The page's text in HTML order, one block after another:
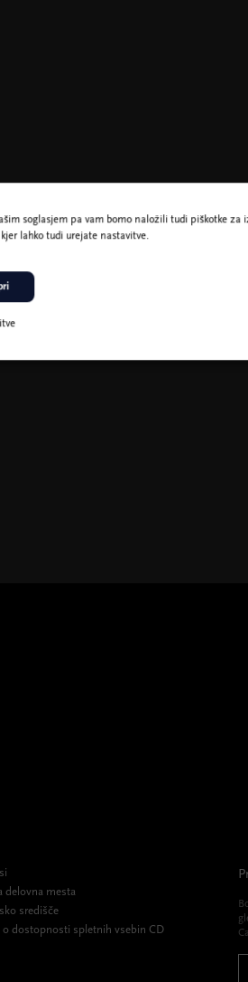
delovna mesta
središče
o dostopnosti spletnih vsebin CD
soglasjem pa vam bomo naložili tudi piškotke za
kjer lahko tudi urejate nastavitve.